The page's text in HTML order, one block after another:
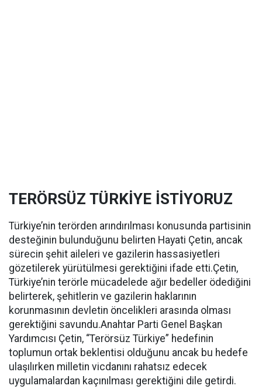
TERÖRSÜZ TÜRKİYE İSTİYORUZ
Türkiye’nin terörden arındırılması konusunda partisinin
desteğinin bulunduğunu belirten Hayati Çetin, ancak
sürecin şehit aileleri ve gazilerin hassasiyetleri
gözetilerek yürütülmesi gerektiğini ifade etti.Çetin,
Türkiye’nin terörle mücadelede ağır bedeller ödediğini
belirterek, şehitlerin ve gazilerin haklarının
korunmasının devletin öncelikleri arasında olması
gerektiğini savundu.Anahtar Parti Genel Başkan
Yardımcısı Çetin, “Terörsüz Türkiye” hedefinin
toplumun ortak beklentisi olduğunu ancak bu hedefe
ulaşılırken milletin vicdanını rahatsız edecek
uygulamalardan kaçınılması gerektiğini dile getirdi.